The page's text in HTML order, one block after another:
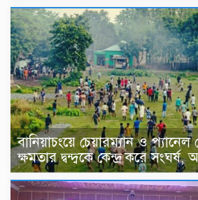
বানিয়াচংয়ে চেয়ারম্যান ও প্যানেল
ক্ষমতার দ্বন্দ্বকে কেন্দ্র করে